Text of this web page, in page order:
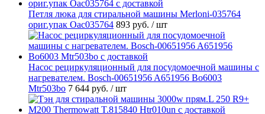
Петля люка для стиральной машины Merloni-035764
ориг.упак Oac035764 893 руб. / шт
Насос рециркуляционный для посудомоечной машины с
нагревателем. Bosch-00651956 A651956 Bo6003
Mtr503bo 7 644 руб. / шт